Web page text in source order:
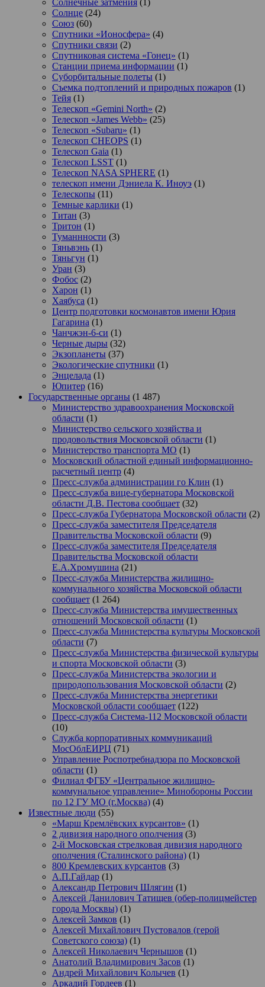
Солнце (24)
Союз (60)
Спутники «Ионосфера» (4)
Спутники связи (2)
Спутниковая система «Гонец» (1)
Станции приема информации (1)
Суборбитальные полеты (1)
Съемка подтоплений и природных пожаров (1)
Тейя (1)
Телескоп «Gemini North» (2)
Телескоп «James Webb» (25)
Телескоп «Subaru» (1)
Телескоп CHEOPS (1)
Телескоп Gaia (1)
Телескоп LSST (1)
Телескоп NASA SPHERE (1)
телескоп имени Дэниела К. Иноуэ (1)
Телескопы (11)
Темные карлики (1)
Титан (3)
Тритон (1)
Туманнности (3)
Тяньвэнь (1)
Тяньгун (1)
Уран (3)
Фобос (2)
Харон (1)
Хаябуса (1)
Центр подготовки космонавтов имени Юрия
Гагарина (1)
Чанчжэн-6-си (1)
Черные дыры (32)
Экзопланеты (37)
Экологические спутники (1)
Энцелада (1)
Юпитер (16)
Государственные органы (1 487)
Министерство здравоохранения Московской
области (1)
Министерство сельского хозяйства и
продовольствия Московской области (1)
Министерство транспорта МО (1)
Московский областной единый информационно-
расчетный центр (4)
Пресс-служба администрации го Клин (1)
Пресс-служба вице-губернатора Московской
области Д.В. Пестова сообщает (32)
Пресс-служба Губернатора Московской области (2)
Пресс-служба заместителя Председателя
Правительства Московской области (9)
Пресс-служба заместителя Председателя
Правительства Московской области
Е.А.Хромушина (21)
Пресс-служба Министерства жилищно-
коммунального хозяйства Московской области
сообщает (1 264)
Пресс-служба Министерства имущественных
отношений Московской области (1)
Пресс-служба Министерства культуры Московской
области (7)
Пресс-служба Министерства физической культуры
и спорта Московской области (3)
Пресс-служба Министерства экологии и
природопользования Московской области (2)
Пресс-служба Министерства энергетики
Московской области сообщает (122)
Пресс-служба Система-112 Московской области
(10)
Служба корпоративных коммуникаций
МосОблЕИРЦ (71)
Управление Роспотребнадзора по Московской
области (1)
Филиал ФГБУ «Центральное жилищно-
коммунальное управление» Минобороны России
по 12 ГУ МО (г.Москва) (4)
Известные люди (55)
«Марш Кремлёвских курсантов» (1)
2 дивизия народного ополчения (3)
2-й Московская стрелковая дивизия народного
ополчения (Сталинского района) (1)
800 Кремлевских курсантов (3)
А.П.Гайдар (1)
Александр Петрович Шлягин (1)
Алексей Данилович Татищев (обер-полицмейстер
города Москвы) (1)
Алексей Замков (1)
Алексей Михайлович Пустовалов (герой
Советского союза) (1)
Алексей Николаевич Чернышов (1)
Анатолий Владимирович Засов (1)
Андрей Михайлович Колычев (1)
Аркадий Гордеев (1)